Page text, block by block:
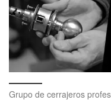
Grupo de cerrajeros